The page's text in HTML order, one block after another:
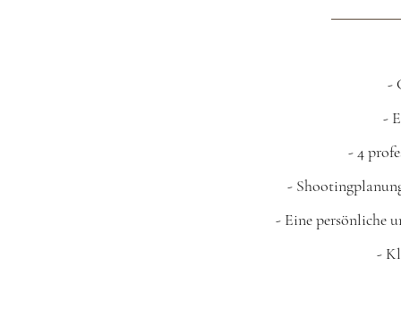
-
-
- 4
-
- Eine persönliche
-